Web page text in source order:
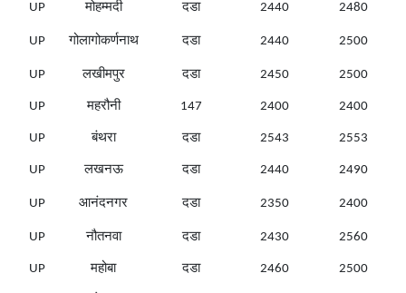
UP मोहम्मदी दडा 2440 2480
UP गोलागोकर्णनाथ दडा 2440 2500
UP लखीमपुर दडा 2450 2500
UP महरौनी 147 2400 2400
UP बंथरा दडा 2543 2553
UP लखनऊ दडा 2440 2490
UP आनंदनगर दडा 2350 2400
UP नौतनवा दडा 2430 2560
UP महोबा दडा 2460 2500